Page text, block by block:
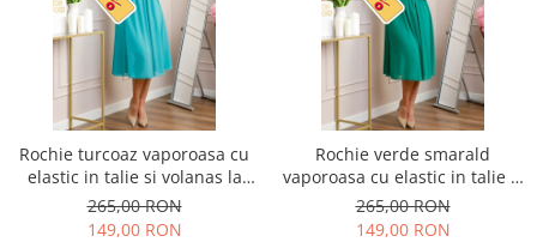
Rochie turcoaz vaporoasa cu
elastic in talie si volanas la
decolteu Allegra
265,00 RON
149,00 RON
Rochie verde smarald
vaporoasa cu elastic in talie si
volanas la decolteu Allegra
265,00 RON
149,00 RON